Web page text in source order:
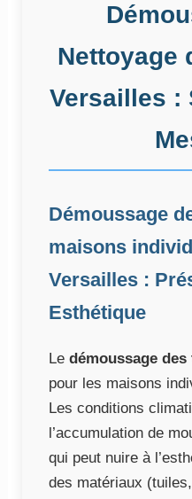
Nettoyage
Versailles :
Démoussage
maisons
Versailles :
Esthétique
Le démoussage
pour les maisons
Les conditions
l’accumulation de
qui peut nuire à
des matériaux